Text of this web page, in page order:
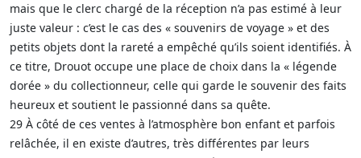
mais que le clerc chargé de la réception n’a pas estimé à leur
juste valeur : c’est le cas des « souvenirs de voyage » et des
petits objets dont la rareté a empêché qu’ils soient identifiés. À
ce titre, Drouot occupe une place de choix dans la « légende
dorée » du collectionneur, celle qui garde le souvenir des faits
heureux et soutient le passionné dans sa quête.
29 À côté de ces ventes à l’atmosphère bon enfant et parfois
relâchée, il en existe d’autres, très différentes par leurs